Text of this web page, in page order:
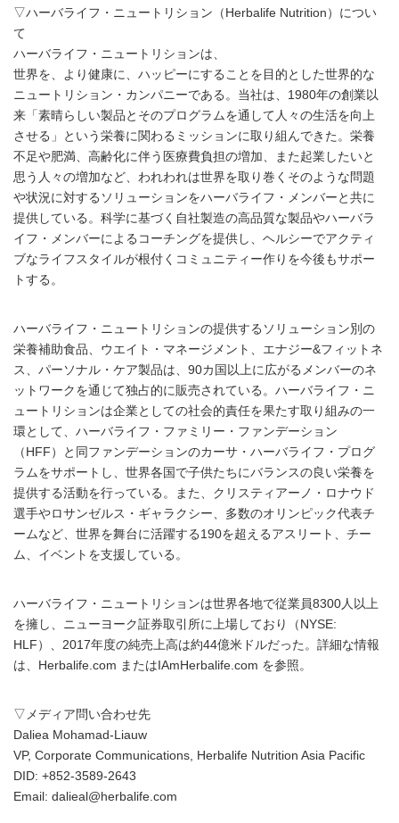
▽ハーバライフ・ニュートリション（Herbalife Nutrition）につい
て
ハーバライフ・ニュートリションは、
世界を、より健康に、ハッピーにすることを目的とした世界的な
ニュートリション・カンパニーである。当社は、1980年の創業以
来「素晴らしい製品とそのプログラムを通して人々の生活を向上
させる」という栄養に関わるミッションに取り組んできた。栄養
不足や肥満、高齢化に伴う医療費負担の増加、また起業したいと
思う人々の増加など、われわれは世界を取り巻くそのような問題
や状況に対するソリューションをハーバライフ・メンバーと共に
提供している。科学に基づく自社製造の高品質な製品やハーバラ
イフ・メンバーによるコーチングを提供し、ヘルシーでアクティ
ブなライフスタイルが根付くコミュニティー作りを今後もサポー
トする。
ハーバライフ・ニュートリションの提供するソリューション別の
栄養補助食品、ウエイト・マネージメント、エナジー&フィットネ
ス、パーソナル・ケア製品は、90カ国以上に広がるメンバーのネ
ットワークを通じて独占的に販売されている。ハーバライフ・ニ
ュートリションは企業としての社会的責任を果たす取り組みの一
環として、ハーバライフ・ファミリー・ファンデーション
（HFF）と同ファンデーションのカーサ・ハーバライフ・プログ
ラムをサポートし、世界各国で子供たちにバランスの良い栄養を
提供する活動を行っている。また、クリスティアーノ・ロナウド
選手やロサンゼルス・ギャラクシー、多数のオリンピック代表チ
ームなど、世界を舞台に活躍する190を超えるアスリート、チー
ム、イベントを支援している。
ハーバライフ・ニュートリションは世界各地で従業員8300人以上
を擁し、ニューヨーク証券取引所に上場しており（NYSE:
HLF）、2017年度の純売上高は約44億米ドルだった。詳細な情報
は、Herbalife.com またはIAmHerbalife.com を参照。
▽メディア問い合わせ先
Daliea Mohamad-Liauw
VP, Corporate Communications, Herbalife Nutrition Asia Pacific
DID: +852-3589-2643
Email: dalieal@herbalife.com